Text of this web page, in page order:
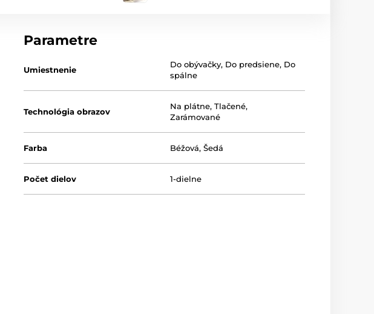
Parametre
Umiestnenie
Do obývačky, Do predsiene, Do
spálne
Technológia obrazov
Na plátne,Tlačené,
Zarámované
Farba Béžová,Šedá
Počet dielov 1-dielne